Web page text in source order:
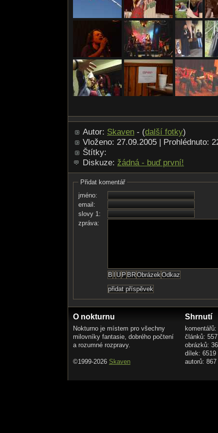
Autor: Skaven - (další fotky)
Vloženo: 27.09.2005 | Prohlédnuto:
Štítky:
Diskuze: žádná - buď první!
Přidat komentář
jméno:
email:
slovy 1:
zpráva:
O nokturnu
Nokturno je místem pro všechny
milovníky fantasie, dobrého počtení
a rozumné rozpravy.
©1999-2026 Skaven
Shrnutí
článků: 557
obrázků:
dílek: 6519
autorů: 867